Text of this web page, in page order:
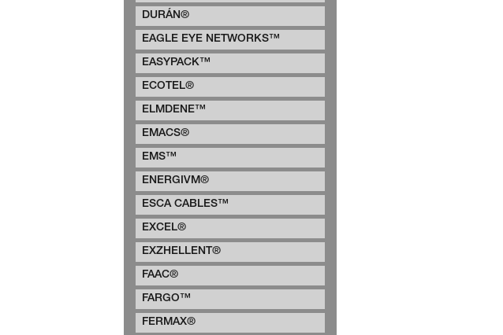
DURÁN®
EAGLE EYE NETWORKS™
EASYPACK™
ECOTEL®
ELMDENE™
EMACS®
EMS™
ENERGIVM®
ESCA CABLES™
EXCEL®
EXZHELLENT®
FAAC®
FARGO™
FERMAX®